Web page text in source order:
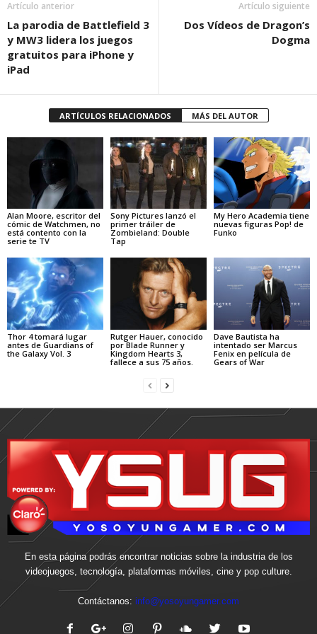
Artículo anterior
La parodia de Battlefield 3
y MW3 lidera los juegos
gratuitos para iPhone y
iPad
Artículo siguiente
Dos Vídeos de Dragon’s
Dogma
ARTÍCULOS RELACIONADOS MÁS DEL AUTOR
Alan Moore, escritor del
cómic de Watchmen, no
está contento con la
serie te TV
Sony Pictures lanzó el
primer tráiler de
Zombieland: Double
Tap
My Hero Academia tiene
nuevas figuras Pop! de
Funko
Thor 4 tomará lugar
antes de Guardians of
the Galaxy Vol. 3
Rutger Hauer, conocido
por Blade Runner y
Kingdom Hearts 3,
fallece a sus 75 años.
Dave Bautista ha
intentado ser Marcus
Fenix en película de
Gears of War
En esta página podrás encontrar noticias sobre la industria de los
videojuegos, tecnología, plataformas móviles, cine y pop culture.
Contáctanos: info@yosoyungamer.com